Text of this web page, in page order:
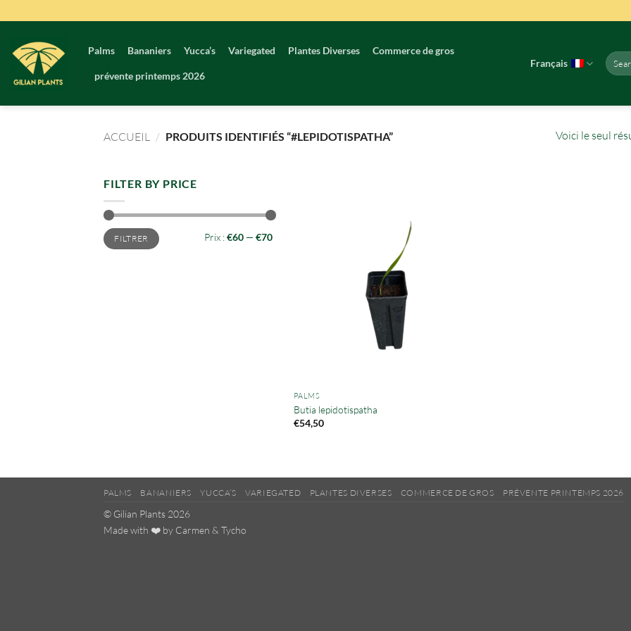
au
contenu
Palms Bananiers Yucca’s Variegated Plantes Diverses Commerce de gros
prévente printemps 2026
Français
pour :
ACCUEIL / PRODUITS IDENTIFIÉS “#LEPIDOTISPATHA” Voici le seul
FILTER BY PRICE
Prix
min
Prix
maxFILTRER Prix :€60 —€70
PALMS
Butia lepidotispatha
€54,50
PALMS BANANIERS YUCCA’S VARIEGATED PLANTES DIVERSES COMMERCE DE GROS PRÉVENTE PRINTEMPS 2026
© Gilian Plants 2026
Made with ❤️ by Carmen & Tycho